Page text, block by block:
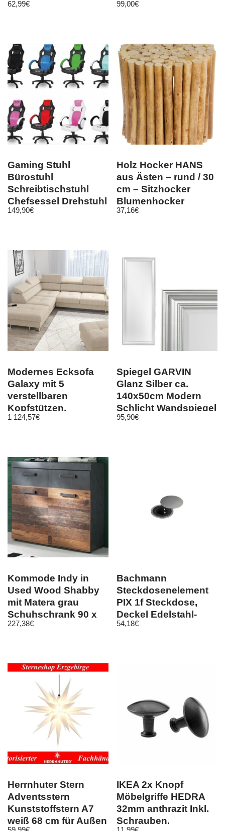
62,99€ 543
99,00€
Gaming Stuhl
Bürostuhl
Schreibtischstuhl
Chefsessel Drehstuhl
Racer Gamer PC
149,90€
Holz Hocker HANS
aus Ästen – rund / 30
cm – Sitzhocker
Blumenhocker
Beistelltisch
37,16€
Modernes Ecksofa
Galaxy mit 5
verstellbaren
Kopfstützen,
Schlaffunktion,
1 124,57€
Spiegel GARVIN
Glanz Silber ca.
140x50cm Modern
Schlicht Wandspiegel
Facette
95,90€
Kommode Indy in
Used Wood Shabby
mit Matera grau
Schuhschrank 90 x
89 cm
227,38€
Bachmann
Steckdosenelement
PIX 1f Steckdose,
Deckel Edelstahl-
Optik 611092
54,18€
Herrnhuter Stern
Adventsstern
Kunststoffstern A7
weiß 68 cm für Außen
IKEA 2x Knopf
Möbelgriffe HEDRA
32mm anthrazit Inkl.
Schrauben.